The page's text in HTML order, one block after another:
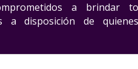
a brindar
a disposición de